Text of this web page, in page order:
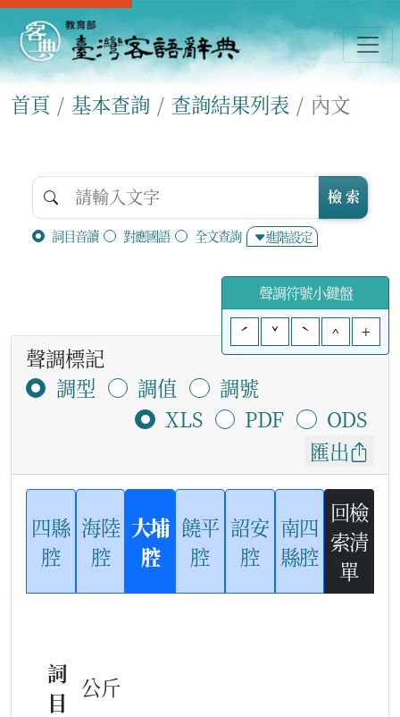
首頁 基本查詢 查詢結果列表 內文
詞目音讀 對應國語 全文查詢 進階設定
檢 索
聲調符號小鍵盤
ˊ
ˇ ˋ ^ +
聲調標記
調型
調值
調號
XLS
PDF
ODS
匯出
四縣
腔
海陸
腔
大埔
腔
饒平
腔
詔安
腔
南四
縣腔
回檢
索清
單
詞
目
公斤